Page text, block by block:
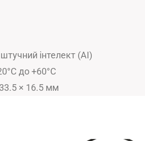
штучний інтелект (AI)
до +60°C
× 16.5 мм